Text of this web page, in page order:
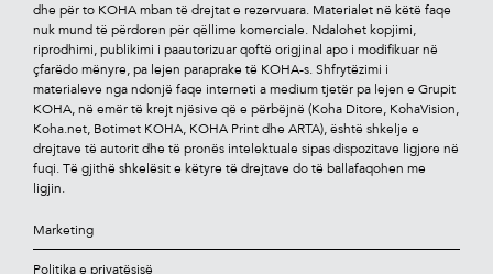
dhe për to KOHA mban të drejtat e rezervuara. Materialet në këtë faqe
nuk mund të përdoren për qëllime komerciale. Ndalohet kopjimi,
riprodhimi, publikimi i paautorizuar qoftë origjinal apo i modiﬁkuar në
çfarëdo mënyre, pa lejen paraprake të KOHA-s. Shfrytëzimi i
materialeve nga ndonjë faqe interneti a medium tjetër pa lejen e Grupit
KOHA, në emër të krejt njësive që e përbëjnë (Koha Ditore, KohaVision,
Koha.net, Botimet KOHA, KOHA Print dhe ARTA), është shkelje e
drejtave të autorit dhe të pronës intelektuale sipas dispozitave ligjore në
fuqi. Të gjithë shkelësit e këtyre të drejtave do të ballafaqohen me
ligjin.
Marketing
Politika e privatësisë